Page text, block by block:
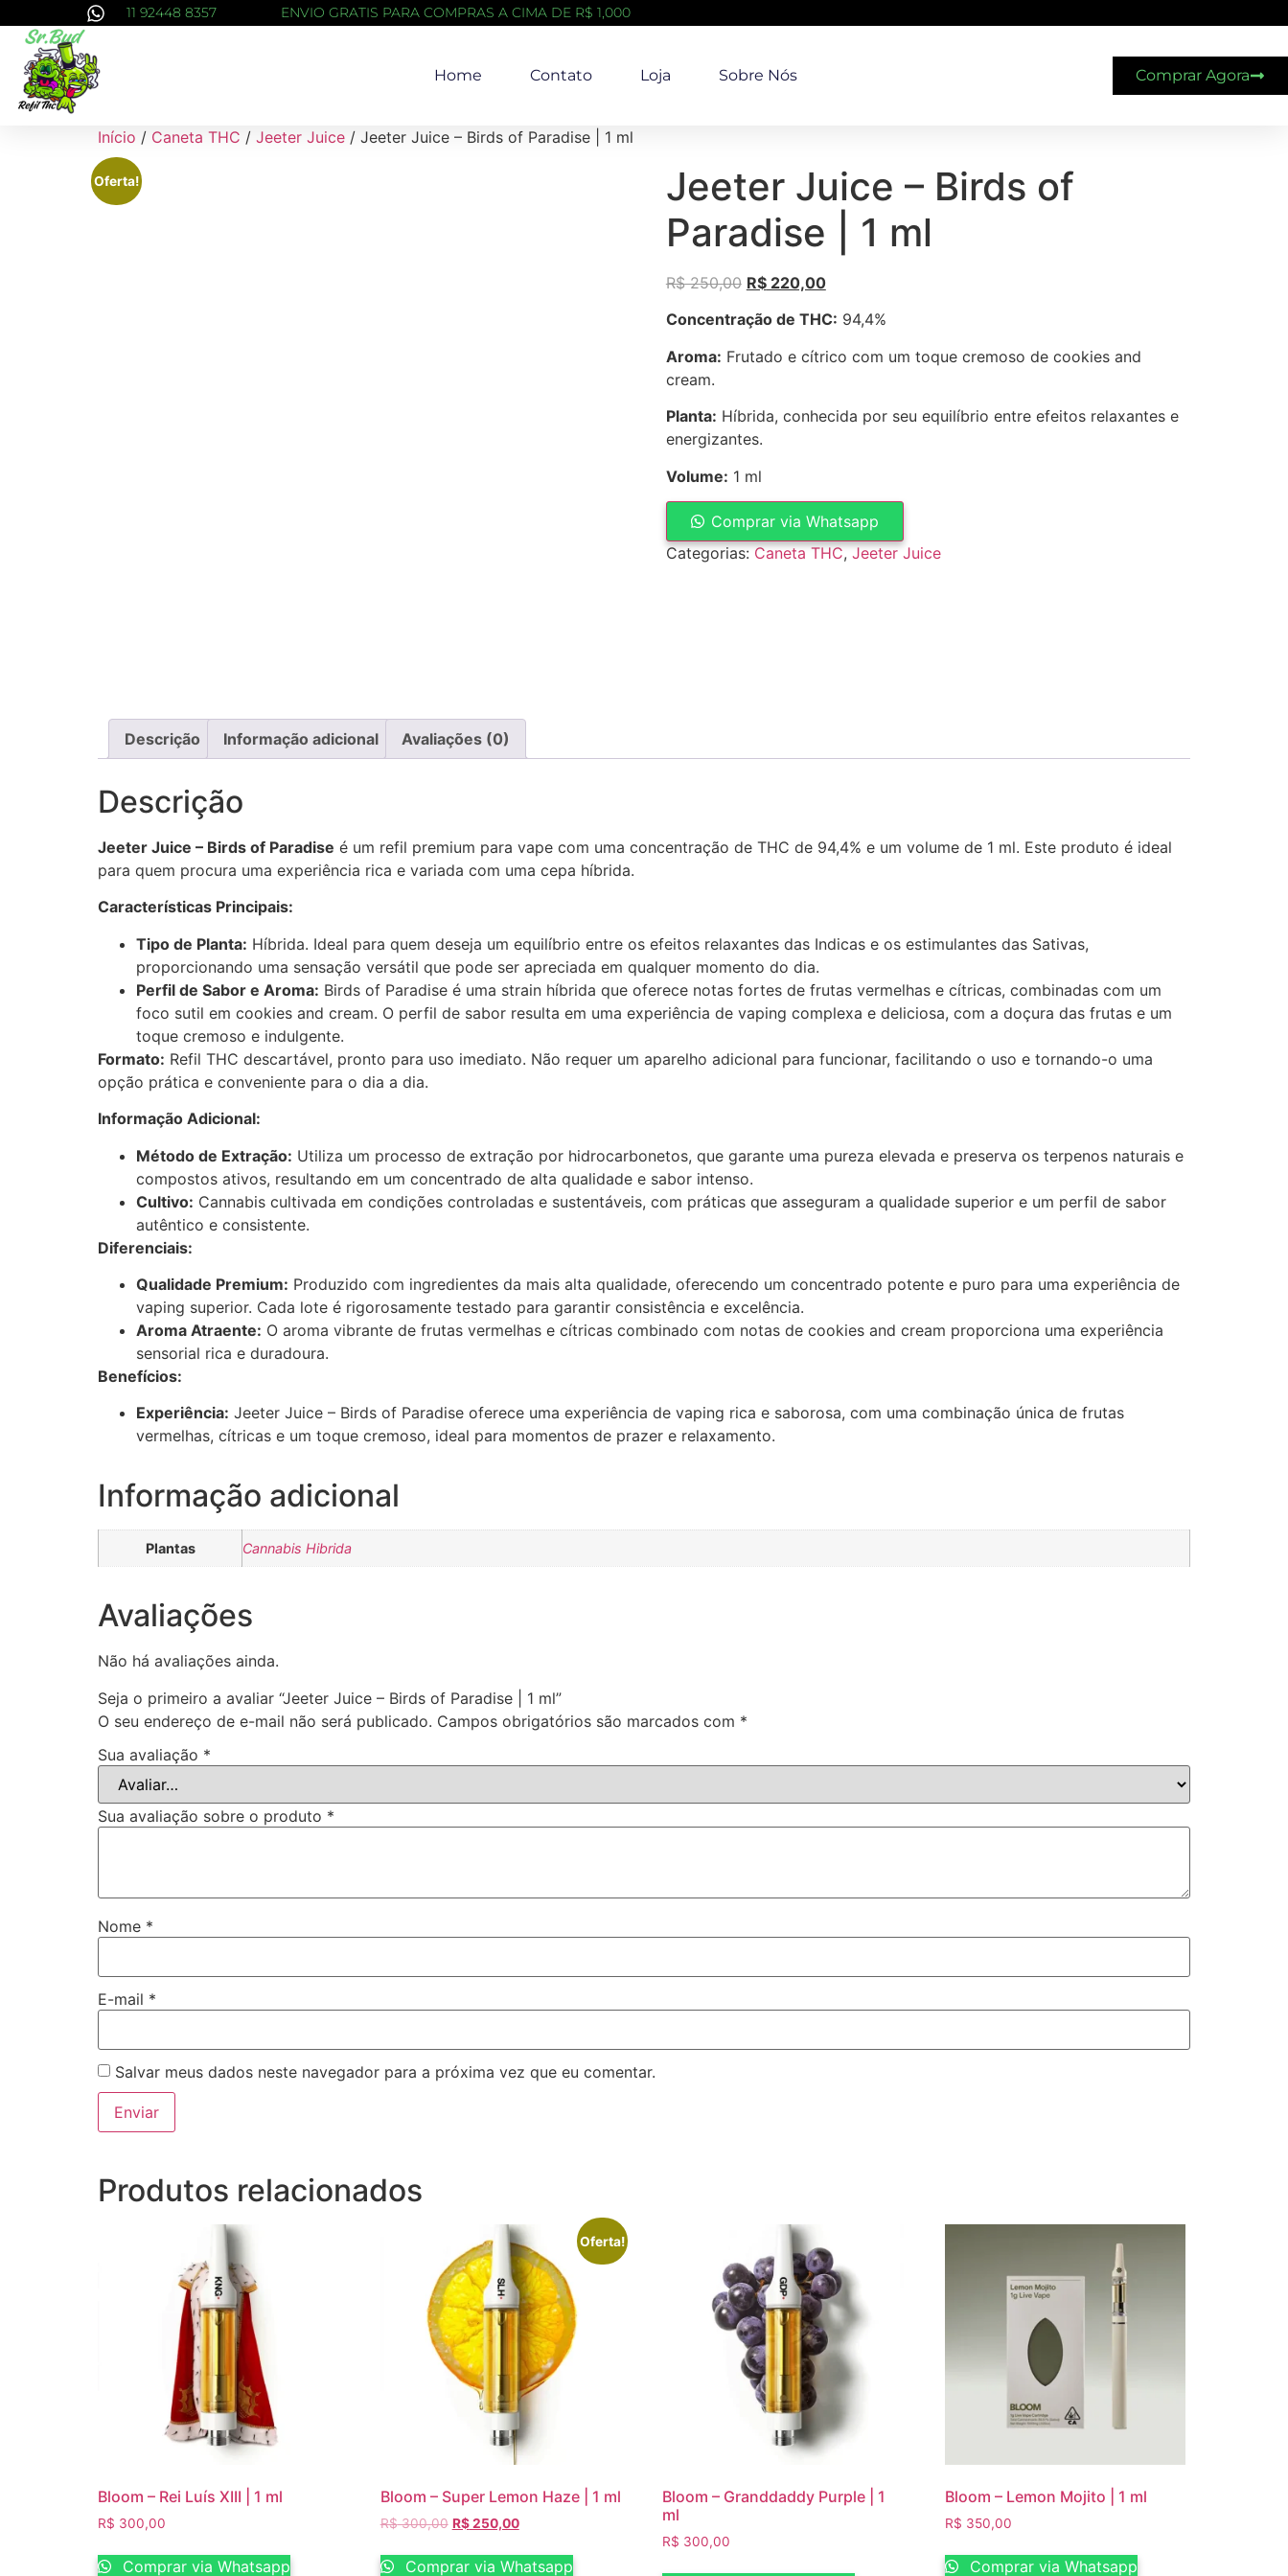
11 92448 8357 ENVIO GRATIS PARA COMPRAS A CIMA DE R$ 1,000
Home Contato Loja Sobre Nós Comprar Agora
Início / Caneta THC / Jeeter Juice / Jeeter Juice – Birds of Paradise | 1 ml
Oferta!
Jeeter Juice – Birds of
Paradise | 1 ml
R$250,00 R$220,00
Concentração de THC: 94,4%
Aroma: Frutado e cítrico com um toque cremoso de cookies and
cream.
Planta: Híbrida, conhecida por seu equilíbrio entre efeitos relaxantes e
energizantes.
Volume: 1 ml
Comprar via Whatsapp
Categorias:Caneta THC,Jeeter Juice
Descrição Informação adicional Avaliações (0)
Descrição
Jeeter Juice – Birds of Paradise é um refil premium para vape com uma concentração de THC de 94,4% e um volume de 1 ml. Este produto é ideal
para quem procura uma experiência rica e variada com uma cepa híbrida.
Características Principais:
Tipo de Planta: Híbrida. Ideal para quem deseja um equilíbrio entre os efeitos relaxantes das Indicas e os estimulantes das Sativas,
proporcionando uma sensação versátil que pode ser apreciada em qualquer momento do dia.
Perfil de Sabor e Aroma: Birds of Paradise é uma strain híbrida que oferece notas fortes de frutas vermelhas e cítricas, combinadas com um
foco sutil em cookies and cream. O perfil de sabor resulta em uma experiência de vaping complexa e deliciosa, com a doçura das frutas e um
toque cremoso e indulgente.
Formato: Refil THC descartável, pronto para uso imediato. Não requer um aparelho adicional para funcionar, facilitando o uso e tornando-o uma
opção prática e conveniente para o dia a dia.
Informação Adicional:
Método de Extração: Utiliza um processo de extração por hidrocarbonetos, que garante uma pureza elevada e preserva os terpenos naturais e
compostos ativos, resultando em um concentrado de alta qualidade e sabor intenso.
Cultivo: Cannabis cultivada em condições controladas e sustentáveis, com práticas que asseguram a qualidade superior e um perfil de sabor
autêntico e consistente.
Diferenciais:
Qualidade Premium: Produzido com ingredientes da mais alta qualidade, oferecendo um concentrado potente e puro para uma experiência de
vaping superior. Cada lote é rigorosamente testado para garantir consistência e excelência.
Aroma Atraente: O aroma vibrante de frutas vermelhas e cítricas combinado com notas de cookies and cream proporciona uma experiência
sensorial rica e duradoura.
Benefícios:
Experiência: Jeeter Juice – Birds of Paradise oferece uma experiência de vaping rica e saborosa, com uma combinação única de frutas
vermelhas, cítricas e um toque cremoso, ideal para momentos de prazer e relaxamento.
Informação adicional
Plantas Cannabis Hibrida
Avaliações
Não há avaliações ainda.
Seja o primeiro a avaliar “Jeeter Juice – Birds of Paradise | 1 ml”
O seu endereço de e-mail não será publicado. Campos obrigatórios são marcados com *
Sua avaliação *
Sua avaliação sobre o produto *
Nome *
E-mail *
Salvar meus dados neste navegador para a próxima vez que eu comentar.
Produtos relacionados
Bloom – Rei Luís XIII | 1 ml
R$ 300,00
Comprar via Whatsapp
Oferta!
Bloom – Super Lemon Haze | 1 ml
R$300,00 R$250,00
Comprar via Whatsapp
Bloom – Granddaddy Purple | 1
ml
R$ 300,00
Bloom – Lemon Mojito | 1 ml
R$ 350,00
Comprar via Whatsapp